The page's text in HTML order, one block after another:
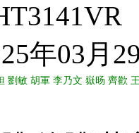
年03月
劉敏 胡軍 李乃文 嶽旸 齊歡